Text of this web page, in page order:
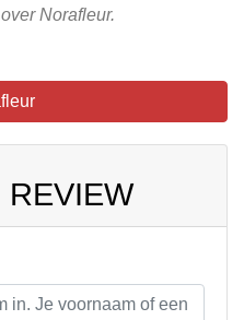
Norafleur.
REVIEW